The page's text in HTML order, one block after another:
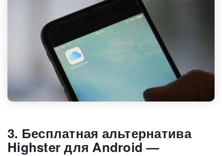
3. Бесплатная альтернатива
Highster для Android —